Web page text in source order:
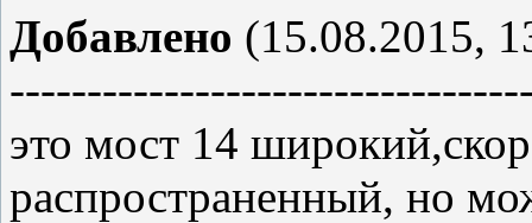
Добавлено (15.08.2015,
это мост 14
распространенный, но